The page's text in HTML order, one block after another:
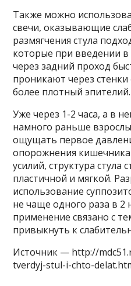
Также можно
свечи, оказывающие
размягчения стула
которые при введении
через задний проход
проникают через стенки
более плотный эпителий.
Уже через 1-2 часа, а в
намного раньше
ощущать первое
опорожнения кишечника
усилий, структура стула
пластичной и мягкой.
использование
не чаще одного раза в 2
применение связано с
привыкнуть к
Источник — http://
tverdyj-stul-i-chto-